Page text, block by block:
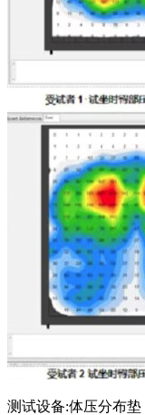
测试设备:体压分布垫